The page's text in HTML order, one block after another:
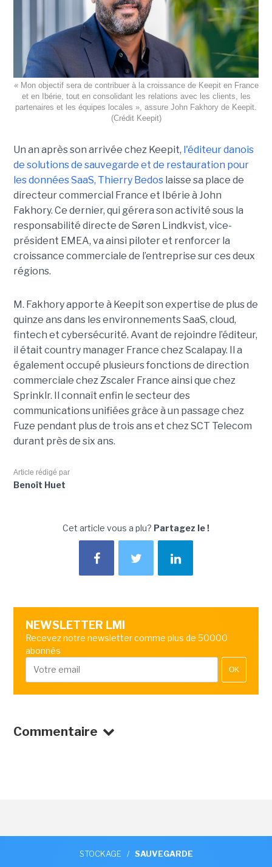
« Mon objectif sera de contribuer à la croissance de Keepit en France
et en Ibérie, tout en consolidant les relations avec les clients, les
partenaires et les équipes locales », assure John Fakhory de Keepit.
(Crédit Keepit)
Un an après son arrivée chez Keepit, l'éditeur danois
de solutions de sauvegarde et de restauration pour
les données SaaS, Thierry Bedos laisse sa place de
directeur commercial France et Ibérie à John
Fakhory. Ce dernier, qui gérera son activité sous la
responsabilité directe de Søren Lindkvist, vice-
président EMEA, va ainsi piloter et renforcer la
croissance commerciale de l’entreprise sur ces deux
régions.
M. Fakhory apporte à Keepit son expertise de plus de
quinze ans dans les environnements SaaS, cloud,
fintech et cybersécurité. Avant de rejoindre l’éditeur,
il était country manager France chez Scalapay. Il a
également occupé plusieurs fonctions de direction
commerciale chez Zscaler France ainsi que chez
Sprinklr. Il connaît enfin le secteur des
communications unifiées grâce à un passage chez
Fuze pendant plus de trois ans et chez SCT Telecom
durant près de six ans.
Article rédigé par
Benoît Huet
Cet article vous a plu? Partagez le !
NEWSLETTER LMI
Recevez notre newsletter comme plus de 50000
abonnés
OK
Commentaire
STOCKAGE / SAUVEGARDE